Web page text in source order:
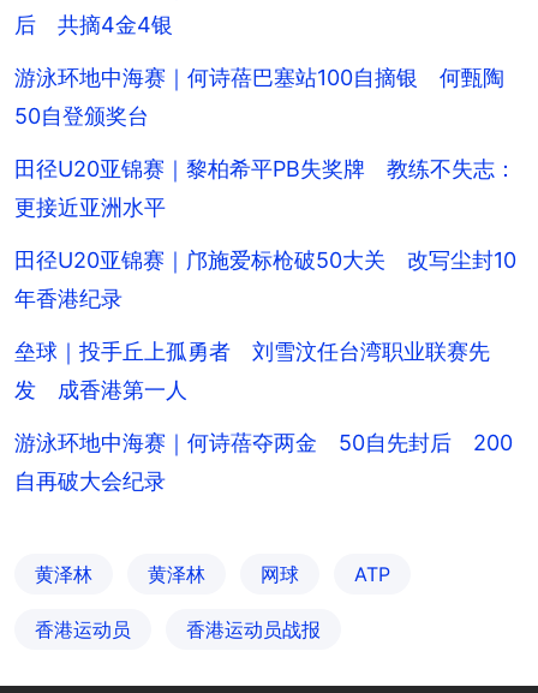
后 共摘4金4银
游泳环地中海赛｜何诗蓓巴塞站100自摘银 何甄陶
50自登颁奖台
田径U20亚锦赛｜黎柏希平PB失奖牌 教练不失志：
更接近亚洲水平
田径U20亚锦赛｜邝施爱标枪破50大关 改写尘封10
年香港纪录
垒球｜投手丘上孤勇者 刘雪汶任台湾职业联赛先
发 成香港第一人
游泳环地中海赛｜何诗蓓夺两金 50自先封后 200
自再破大会纪录
黄泽林 黄泽林 网球 ATP
香港运动员 香港运动员战报